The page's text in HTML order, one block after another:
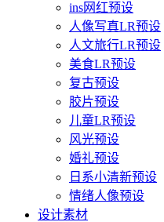
ins网红预设
人像写真LR预设
人文旅行LR预设
美食LR预设
复古预设
胶片预设
儿童LR预设
风光预设
婚礼预设
日系小清新预设
情绪人像预设
设计素材